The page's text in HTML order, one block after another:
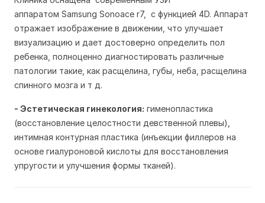
аппаратом Samsung Sonoace r7, с функцией 4D. Аппарат
отражает изображение в движении, что улучшает
визуализацию и дает достоверно определить пол
ребенка, полноценно диагностировать различные
патологии такие, как расщелина, губы, неба, расщелина
спинного мозга и т д.
- Эстетическая гинекология: гименопластика
(восстановление целостности девственной плевы),
интимная контурная пластика (инъекции филлеров на
основе гиалуроновой кислоты для восстановления
упругости и улучшения формы тканей).